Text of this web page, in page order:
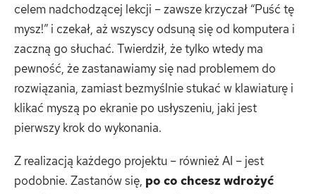
celem nadchodzącej lekcji – zawsze krzyczał “Puść tę
mysz!” i czekał, aż wszyscy odsuną się od komputera i
zaczną go słuchać. Twierdził, że tylko wtedy ma
pewność, że zastanawiamy się nad problemem do
rozwiązania, zamiast bezmyślnie stukać w klawiaturę i
klikać myszą po ekranie po usłyszeniu, jaki jest
pierwszy krok do wykonania.
Z realizacją każdego projektu – również AI – jest
podobnie. Zastanów się, po co chcesz wdrożyć